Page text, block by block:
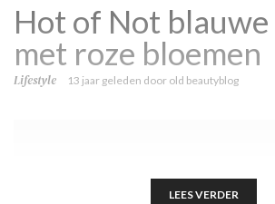
Hot of Not blauwe
met roze bloemen
Lifestyle 13 jaar geleden door old beautyblog
LEES VERDER